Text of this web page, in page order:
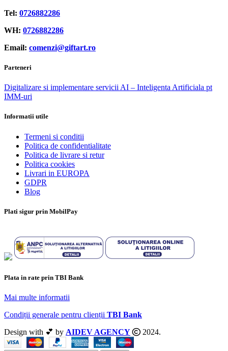
Tel: 0726882286
WH: 0726882286
Email: comenzi@giftart.ro
Parteneri
Digitalizare si implementare servicii AI – Inteligenta Artificiala pt
IMM-uri
Informatii utile
Termeni si conditii
Politica de confidentialitate
Politica de livrare si retur
Politica cookies
Livrari in EUROPA
GDPR
Blog
Plati sigur prin MobilPay
Plata in rate prin TBI Bank
Mai multe informatii
Condiții generale pentru clienții TBI Bank
Design with 💕 by AIDEV AGENCY 2024.